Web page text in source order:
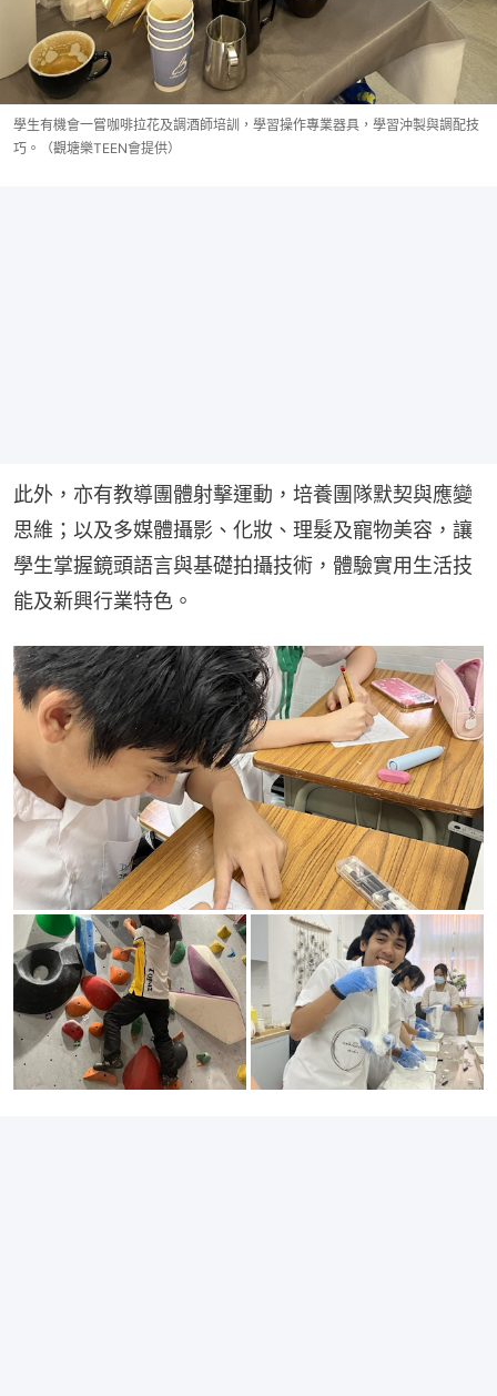
學生有機會一嘗咖啡拉花及調酒師培訓，學習操作專業器具，學習沖製與調配技
巧。（觀塘樂TEEN會提供）
此外，亦有教導團體射擊運動，培養團隊默契與應變
思維；以及多媒體攝影、化妝、理髮及寵物美容，讓
學生掌握鏡頭語言與基礎拍攝技術，體驗實用生活技
能及新興行業特色。